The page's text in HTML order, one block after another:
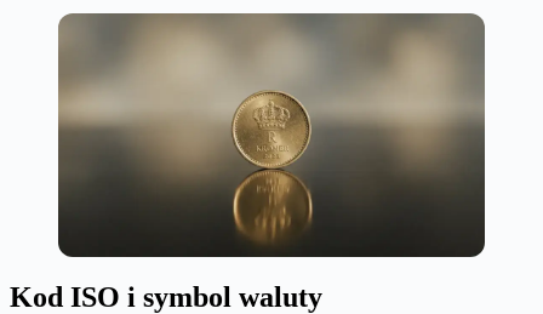
Kod ISO i symbol waluty